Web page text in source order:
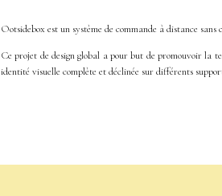
Ootsidebox est un système de commande à distance
Ce projet de design global a pour but de promouvoir la
identité visuelle complète et déclinée sur différents